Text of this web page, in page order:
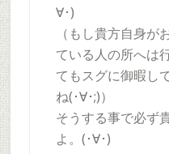
∀･)
（もし貴方自身が
ている人の所へは
てもスグに御暇し
ね(･∀･;)）
そうする事で必ず
よ。(･∀･)